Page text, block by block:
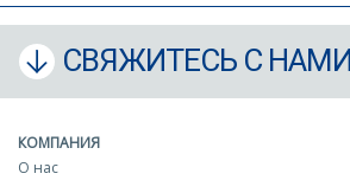
СВЯЖИТЕСЬ С НАМИ
КОМПАНИЯ
О нас